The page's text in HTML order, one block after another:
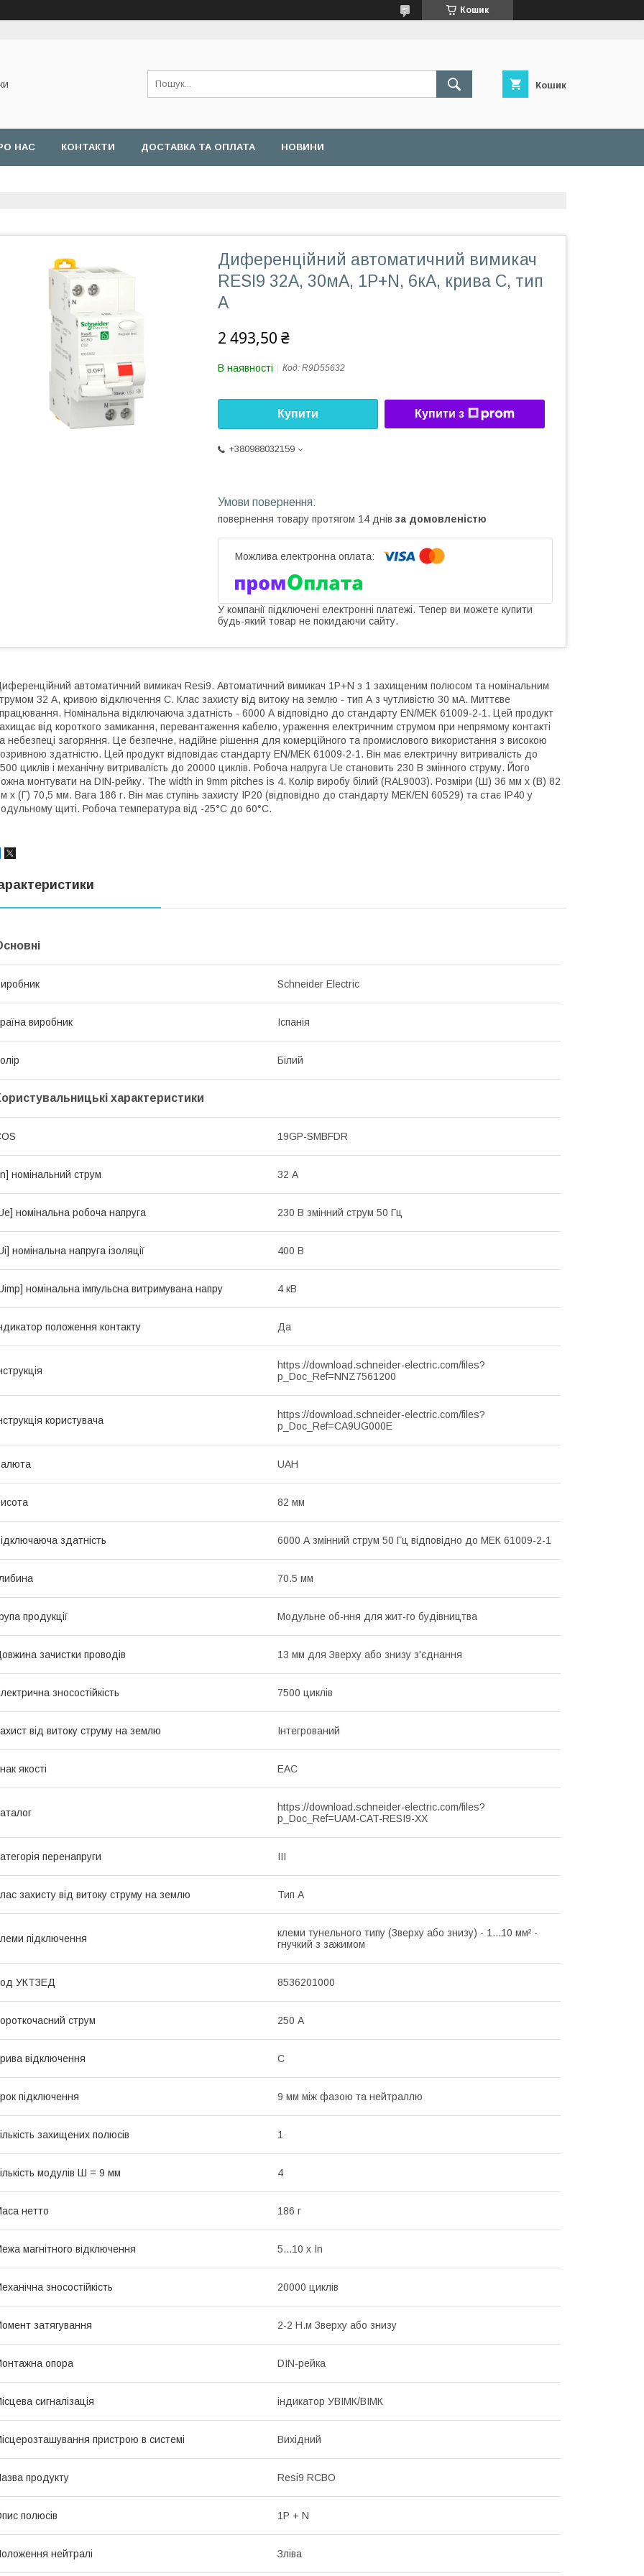
Кошик
Кошик
НАС КОНТАКТИ ДОСТАВКА ТА ОПЛАТА НОВИНИ
Диференційний автоматичний вимикач
RESI9 32А, 30мA, 1P+N, 6кA, крива С, тип
А
2 493,50 ₴
В наявності Код: R9D55632
Купити Купити з
+380988032159
повернення товару протягом 14 днів за домовленістю
У компанії підключені електронні платежі. Тепер ви можете купити
будь-який товар не покидаючи сайту.
автоматичний вимикач Resi9. Автоматичний вимикач 1P+N з 1 захищеним полюсом та номінальним
32 A, кривою відключення C. Клас захисту від витоку на землю - тип А з чутливістю 30 мА. Миттєве
Номінальна відключаюча здатність - 6000 А відповідно до стандарту EN/МЕК 61009-2-1. Цей продукт
від короткого замикання, перевантаження кабелю, ураження електричним струмом при непрямому контакті
небезпеці загоряння. Це безпечне, надійне рішення для комерційного та промислового використання з високою
здатністю. Цей продукт відповідає стандарту EN/МЕК 61009-2-1. Він має електричну витривалість до
циклів і механічну витривалість до 20000 циклів. Робоча напруга Ue становить 230 В змінного струму. Його
монтувати на DIN-рейку. The width in 9mm pitches is 4. Колір виробу білий (RAL9003). Розміри (Ш) 36 мм х (В) 82
х (Г) 70,5 мм. Вага 186 г. Він має ступінь захисту IP20 (відповідно до стандарту МЕК/EN 60529) та стає IP40 у
щиті. Робоча температура від -25°C до 60°C.
Schneider Electric
виробник Іспанія
Білий
характеристики
19GP-SMBFDR
номінальний струм 32 А
номінальна робоча напруга 230 В змінний струм 50 Гц
номінальна напруга ізоляції 400 В
номінальна імпульсна витримувана напру 4 кВ
положення контакту Да
https://download.schneider-electric.com/files?
p_Doc_Ref=NNZ7561200
користувача
https://download.schneider-electric.com/files?
p_Doc_Ref=CA9UG000E
UAH
82 мм
здатність 6000 А змінний струм 50 Гц відповідно до МЕК 61009-2-1
70.5 мм
продукції Модульне об-ння для жит-го будівництва
зачистки проводів 13 мм для Зверху або знизу з'єднання
зносостійкість 7500 циклів
від витоку струму на землю Інтегрований
якості EAC
https://download.schneider-electric.com/files?
p_Doc_Ref=UAM-CAT-RESI9-XX
перенапруги ІІІ
захисту від витоку струму на землю Тип А
підключення
клеми тунельного типу (Зверху або знизу) - 1...10 мм² -
гнучкий з зажимом
УКТЗЕД 8536201000
струм 250 А
відключення C
підключення 9 мм між фазою та нейтраллю
захищених полюсів 1
модулів Ш = 9 мм 4
нетто 186 г
магнітного відключення 5...10 x In
зносостійкість 20000 циклів
затягування 2-2 Н.м Зверху або знизу
опора DIN-рейка
сигналізація iндикатор УВІМК/ВІМК
пристрою в системі Вихідний
продукту Resi9 RCBO
полюсів 1P + N
нейтралі Зліва